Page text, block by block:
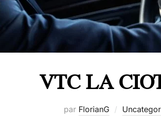
VTC LA
par FlorianG